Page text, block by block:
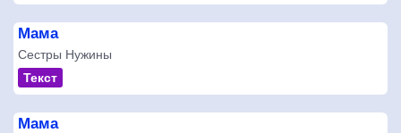
Мама
Сестры Нужины
Текст
Мама